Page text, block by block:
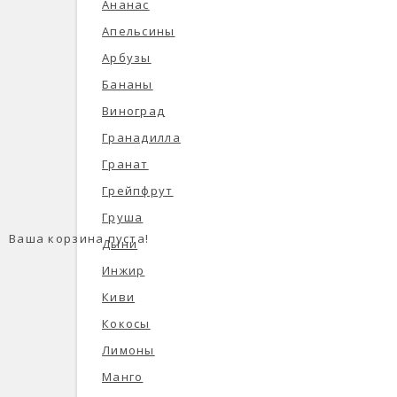
Ваша корзина пуста!
Ананас
Апельсины
Арбузы
Бананы
Виноград
Гранадилла
Гранат
Грейпфрут
Груша
Дыни
Инжир
Киви
Кокосы
Лимоны
Манго